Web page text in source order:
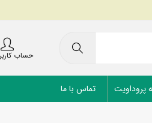
حساب
پروداویت تماس با ما